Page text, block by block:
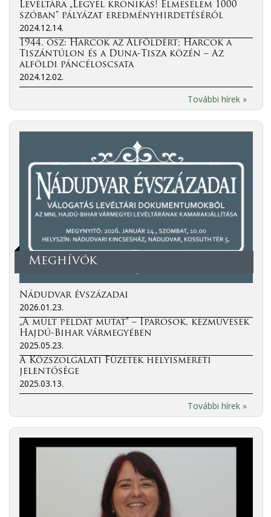
Levéltára „Legyél krónikás! Elmesélem 1000
szóban” pályázat eredményhirdetéséről
2024.12.14.
1944. ősz: Harcok az Alföldért; Harcok a
Tiszántúlon és a Duna-Tisza közén – Az
alföldi páncéloscsata
2024.12.02.
További hírek »
Meghívók
Nádudvar évszázadai
2026.01.23.
„A múlt példát mutat” – Iparosok, kézművesek
Hajdú-Bihar vármegyében
2025.05.23.
A Közszolgálati Füzetek helyismereti
jelentősége
2025.03.13.
További hírek »